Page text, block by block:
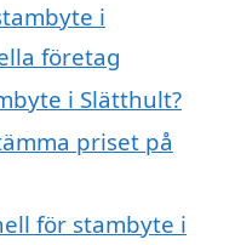
i
företag
i Slätthult?
priset på
för stambyte i